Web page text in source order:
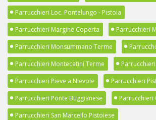
Parrucchieri Loc. Pontelungo - Pistoia
Parrucchieri Margine Coperta
Parrucchieri
Parrucchieri Monsummano Terme
Parrucchieri Montecatini Terme
Parrucchieri Pieve a Nievole
Parrucchieri
Parrucchieri Ponte Buggianese
Parrucchieri
Parrucchieri San Marcello Pistoiese